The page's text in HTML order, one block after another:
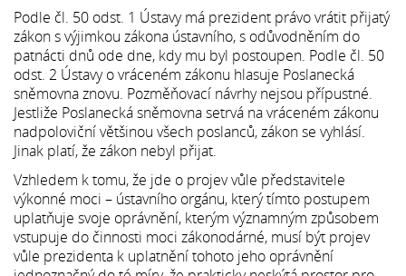
Podle čl. 50 odst. 1 Ústavy má prezident právo vrátit přijatý
zákon s výjimkou zákona ústavního, s odůvodněním do
patnácti dnů ode dne, kdy mu byl postoupen. Podle čl. 50
odst. 2 Ústavy o vráceném zákonu hlasuje Poslanecká
sněmovna znovu. Pozměňovací návrhy nejsou přípustné.
Jestliže Poslanecká sněmovna setrvá na vráceném zákonu
nadpoloviční většinou všech poslanců, zákon se vyhlásí.
Jinak platí, že zákon nebyl přijat.
Vzhledem k tomu, že jde o projev vůle představitele
výkonné moci – ústavního orgánu, který tímto postupem
uplatňuje svoje oprávnění, kterým významným způsobem
vstupuje do činnosti moci zákonodárné, musí být projev
vůle prezidenta k uplatnění tohoto jeho oprávnění